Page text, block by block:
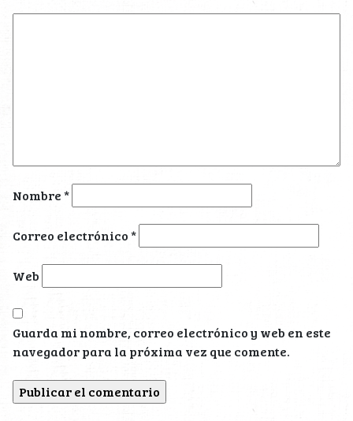
Nombre*
Correo electrónico*
Web
Guarda mi nombre, correo electrónico y web en este
navegador para la próxima vez que comente.